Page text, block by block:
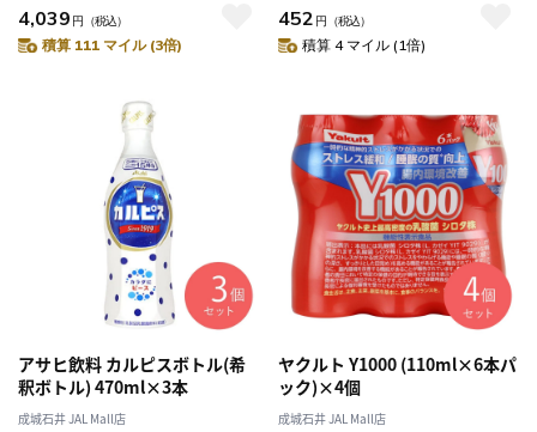
4,039 円 （税込）
積算 111 マイル (3倍)
452 円 （税込）
積算 4 マイル (1倍)
アサヒ飲料 カルピスボトル(希
釈ボトル) 470ml×3本
成城石井 JAL Mall店
ヤクルト Y1000 (110ml×6本パ
ック)×4個
成城石井 JAL Mall店